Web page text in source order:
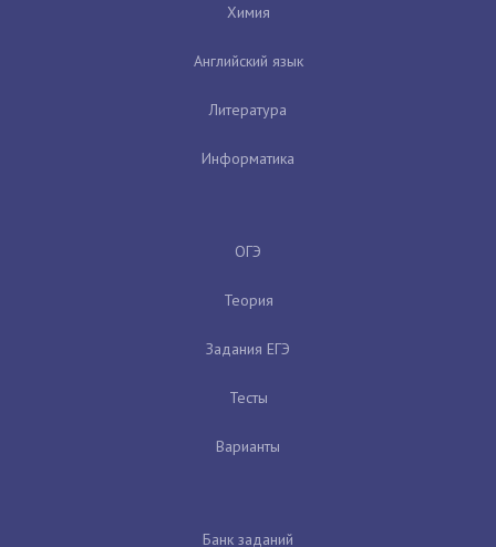
Химия
Английский язык
Литература
Информатика
ОГЭ
Теория
Задания ЕГЭ
Тесты
Варианты
Банк заданий